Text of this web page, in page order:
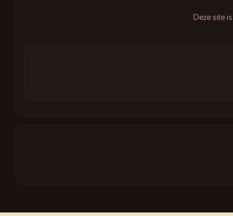
Deze site